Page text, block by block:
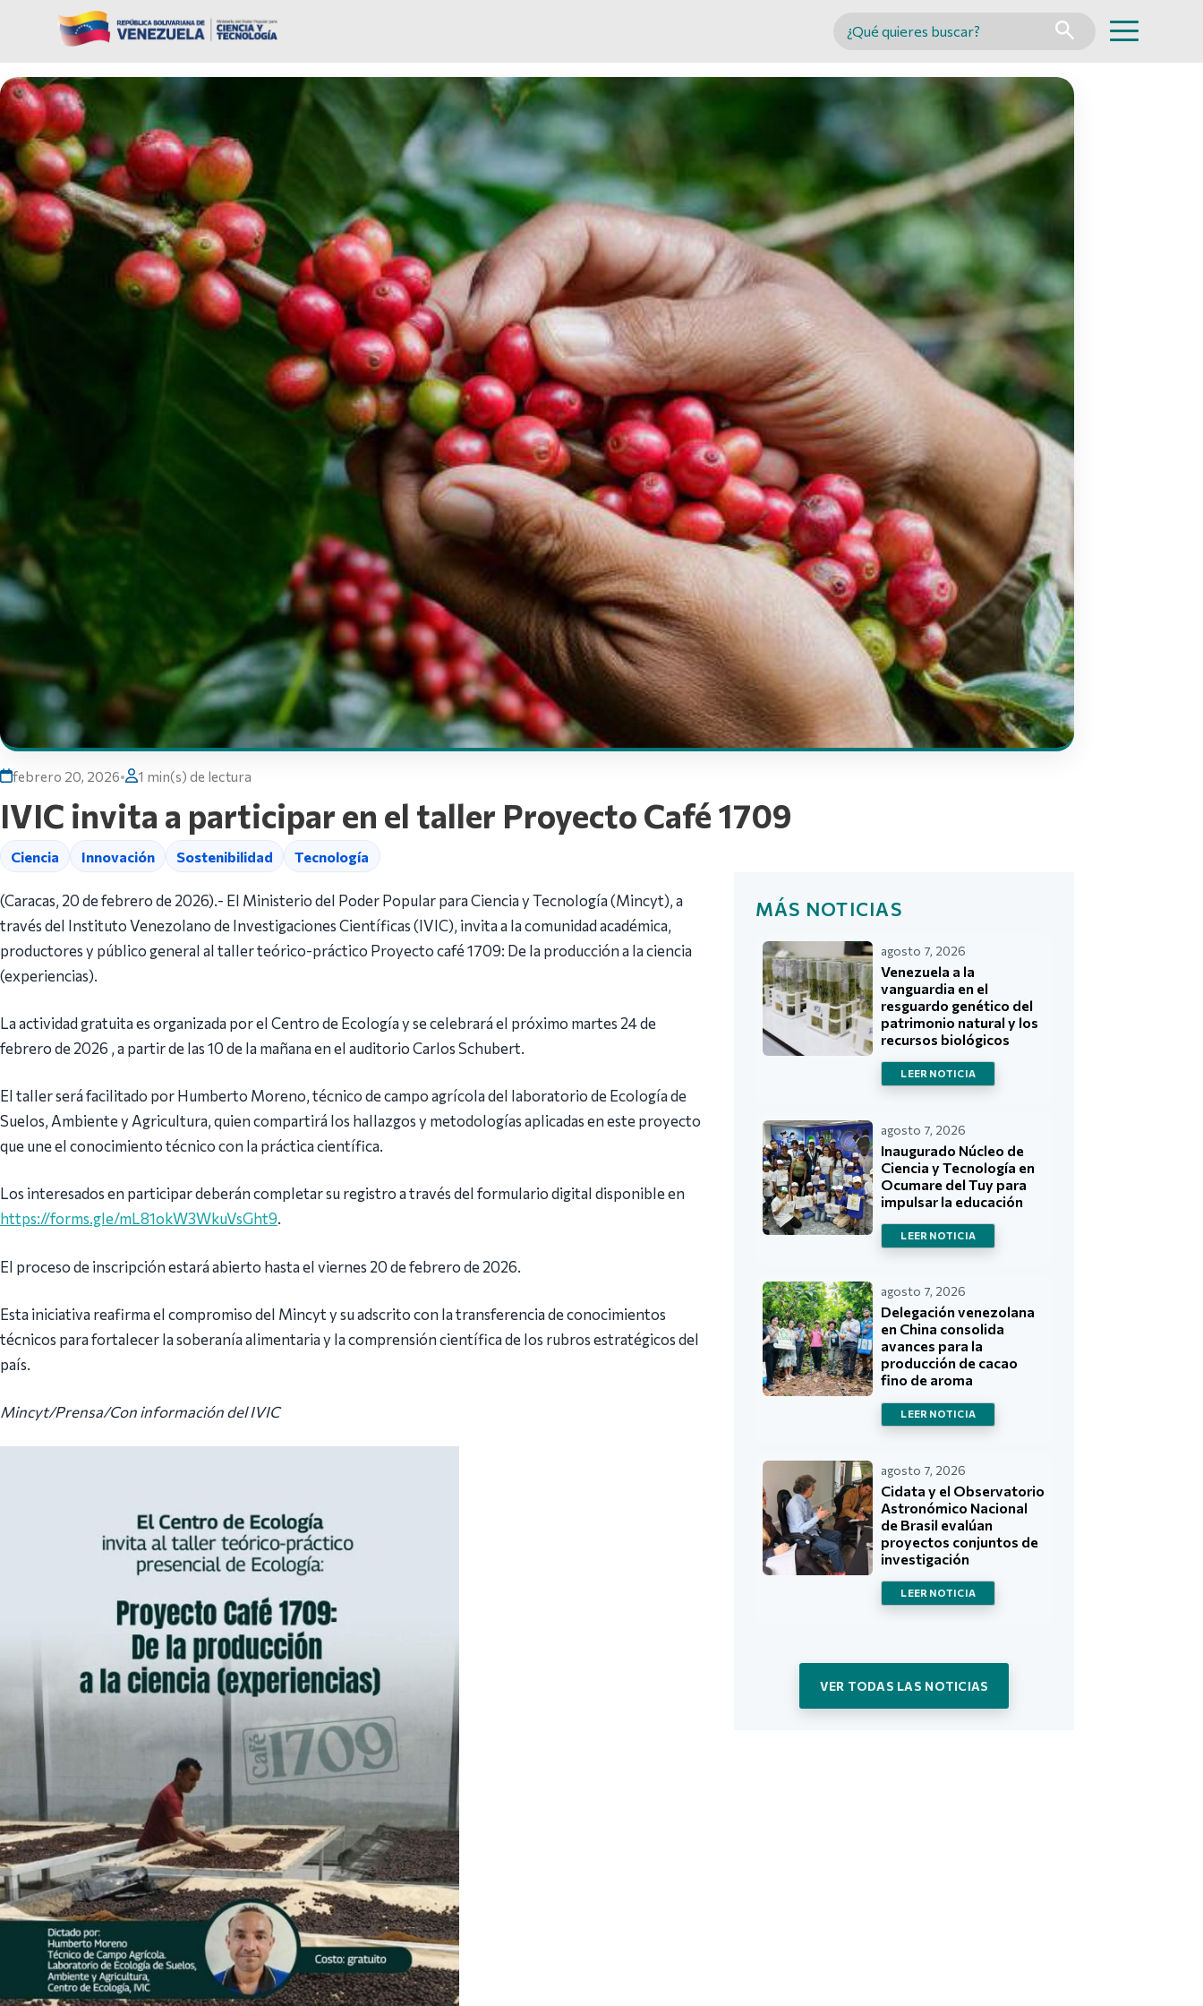
Buscar en MINCYT
febrero 20, 2026• 1 min(s) de lectura
IVIC invita a participar en el taller Proyecto Café 1709
Ciencia Innovación Sostenibilidad Tecnología
(Caracas, 20 de febrero de 2026).- El Ministerio del Poder Popular para Ciencia y Tecnología (Mincyt), a
través del Instituto Venezolano de Investigaciones Científicas (IVIC), invita a la comunidad académica,
productores y público general al taller teórico-práctico Proyecto café 1709: De la producción a la ciencia
(experiencias).
La actividad gratuita es organizada por el Centro de Ecología y se celebrará el próximo martes 24 de
febrero de 2026 , a partir de las 10 de la mañana en el auditorio Carlos Schubert.
El taller será facilitado por Humberto Moreno, técnico de campo agrícola del laboratorio de Ecología de
Suelos, Ambiente y Agricultura, quien compartirá los hallazgos y metodologías aplicadas en este proyecto
que une el conocimiento técnico con la práctica científica.
Los interesados en participar deberán completar su registro a través del formulario digital disponible en
https://forms.gle/mL81okW3WkuVsGht9.
El proceso de inscripción estará abierto hasta el viernes 20 de febrero de 2026.
Esta iniciativa reafirma el compromiso del Mincyt y su adscrito con la transferencia de conocimientos
técnicos para fortalecer la soberanía alimentaria y la comprensión científica de los rubros estratégicos del
país.
Mincyt/Prensa/Con información del IVIC
MÁS NOTICIAS
agosto 7, 2026
Venezuela a la
vanguardia en el
resguardo genético del
patrimonio natural y los
recursos biológicos
LEER NOTICIA
agosto 7, 2026
Inaugurado Núcleo de
Ciencia y Tecnología en
Ocumare del Tuy para
impulsar la educación
LEER NOTICIA
agosto 7, 2026
Delegación venezolana
en China consolida
avances para la
producción de cacao
fino de aroma
LEER NOTICIA
agosto 7, 2026
Cidata y el Observatorio
Astronómico Nacional
de Brasil evalúan
proyectos conjuntos de
investigación
LEER NOTICIA
VER TODAS LAS NOTICIAS